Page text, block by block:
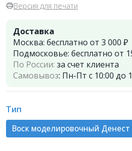
Версия для печати
Доставка
Москва: бесплатно от 3 000 ₽
Подмосковье: бесплатно от
По России: за счет клиента
Самовывоз: Пн-Пт с 10:00 до
Тип
Воск моделировочный Денест